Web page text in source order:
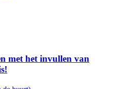
met het invullen van